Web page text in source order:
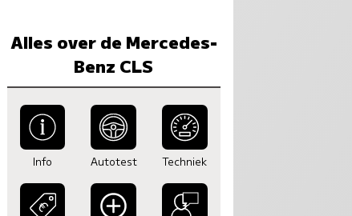
Alles over de Mercedes-
Benz CLS
Info Autotest Techniek